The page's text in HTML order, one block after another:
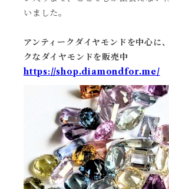
いました。
アンティークダイヤモンドを中心に
クなダイヤモンドを販売中
https://shop.diamondfor.me/